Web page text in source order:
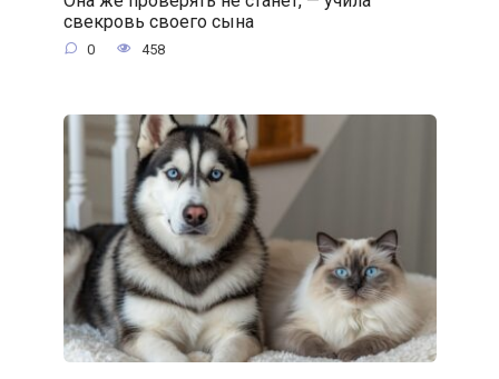
свекровь своего сына
0 458